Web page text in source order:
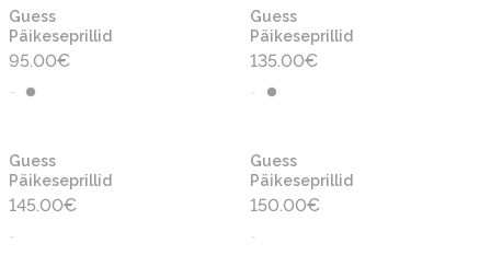
Guess
Päikeseprillid
95.00€
-
Guess
Päikeseprillid
135.00€
-
Guess
Päikeseprillid
145.00€
-
Guess
Päikeseprillid
150.00€
-